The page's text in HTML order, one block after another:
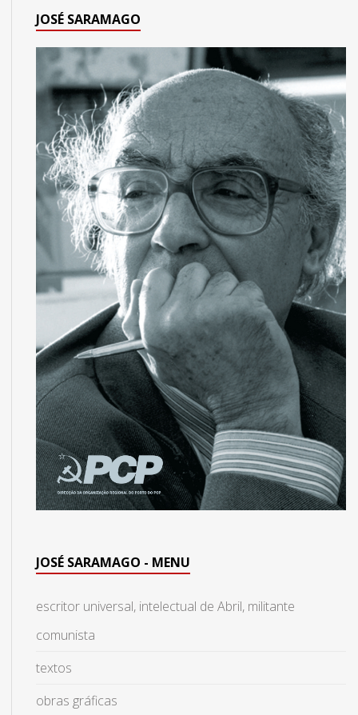
JOSÉ SARAMAGO
JOSÉ SARAMAGO - MENU
escritor universal, intelectual de Abril, militante
comunista
textos
obras gráficas